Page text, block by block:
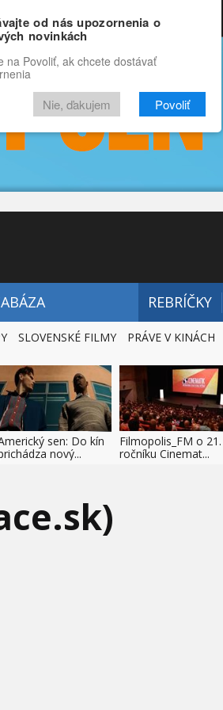
Docu
FILMY
REBRÍČKY
SLOVENSKÉ FILMY PRÁVE V KINÁCH
sen: Do kín
nový...
Filmopolis_FM o 21.
ročníku Cinemat...
od nás upozornenia o
novinkách
na Povoliť, ak chcete dostávať
Nie, ďakujem Povoliť